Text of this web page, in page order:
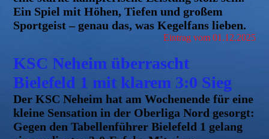
Ein Spiel mit Höhen, Tiefen und großem
Sportgeist – genau das, was Kegelfans lieben.
Eintrag vom 01.12.2025
KSC Neheim überrascht
Bielefeld 1 mit klarem 3:0 Sieg
Der KSC Neheim hat am Wochenende für eine
kleine Sensation in der Oberliga Nord gesorgt:
Gegen den Tabellenführer Bielefeld 1 gelang